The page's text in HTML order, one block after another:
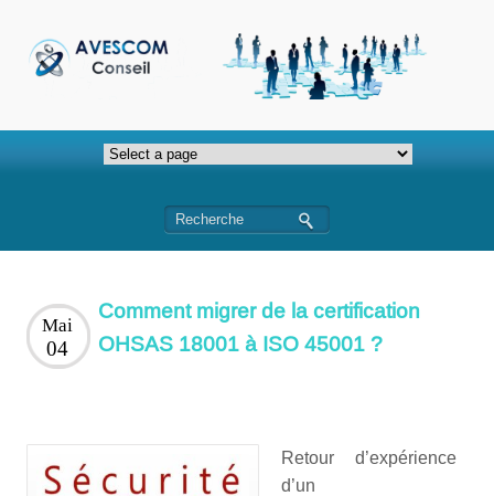
Comment migrer de la certification
OHSAS 18001 à ISO 45001 ?
Mai
04
Retour d’expérience
d’un